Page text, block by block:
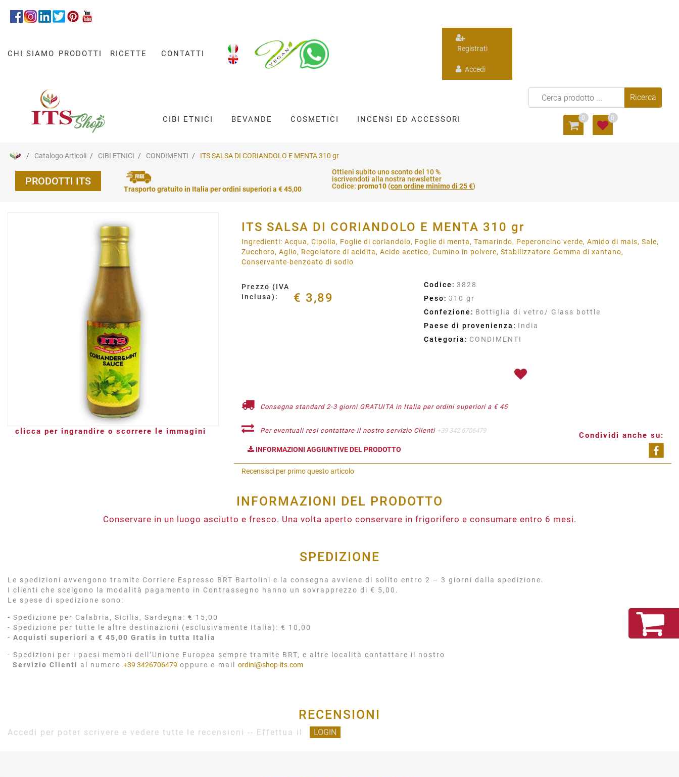
CHI SIAMO PRODOTTI RICETTE CONTATTI
Registrati
Accedi
CIBI ETNICI BEVANDE COSMETICI INCENSI ED ACCESSORI 0 0
Catalogo Articoli CIBI ETNICI CONDIMENTI ITS SALSA DI CORIANDOLO E MENTA 310 gr
PRODOTTI ITS
Trasporto gratuito in Italia per ordini superiori a € 45,00
Ottieni subito uno sconto del 10 %
iscrivendoti alla nostra newsletter
Codice: promo10 (con ordine minimo di 25 €)
clicca per ingrandire o scorrere le immagini
ITS SALSA DI CORIANDOLO E MENTA 310 gr
Ingredienti: Acqua, Cipolla, Foglie di coriandolo, Foglie di menta, Tamarindo, Peperoncino verde, Amido di mais, Sale,
Zucchero, Aglio, Regolatore di acidita, Acido acetico, Cumino in polvere, Stabilizzatore-Gomma di xantano,
Conservante-benzoato di sodio
Prezzo (IVA
Inclusa):
€ 3,89
Codice: 3828
Peso: 310 gr
Confezione: Bottiglia di vetro/ Glass bottle
Paese di provenienza: India
Categoria: CONDIMENTI
Consegna standard 2-3 giorni GRATUITA in Italia per ordini superiori a € 45
Per eventuali resi contattare il nostro servizio Clienti +39 342 6706479
INFORMAZIONI AGGIUNTIVE DEL PRODOTTO
Condividi anche su:
Recensisci per primo questo articolo
INFORMAZIONI DEL PRODOTTO
Conservare in un luogo asciutto e fresco. Una volta aperto conservare in frigorifero e consumare entro 6 mesi.
SPEDIZIONE
Le spedizioni avvengono tramite Corriere Espresso BRT Bartolini e la consegna avviene di solito entro 2 – 3 giorni dalla spedizione.
I clienti che scelgono la modalità pagamento in Contrassegno hanno un sovrapprezzo di € 5,00.
Le spese di spedizione sono:
- Spedizione per Calabria, Sicilia, Sardegna: € 15,00
- Spedizione per tutte le altre destinazioni (esclusivamente Italia): € 10,00
- Acquisti superiori a € 45,00 Gratis in tutta Italia
- Spedizioni per i paesi membri dell’Unione Europea sempre tramite BRT, e altre località contattare il nostro
Servizio Clienti al numero +39 3426706479 oppure e-mail ordini@shop-its.com
RECENSIONI
Accedi per poter scrivere e vedere tutte le recensioni -- Effettua il LOGIN